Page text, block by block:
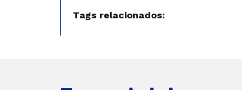
Tags relacionados: